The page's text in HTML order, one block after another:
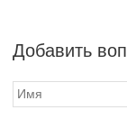
Добавить